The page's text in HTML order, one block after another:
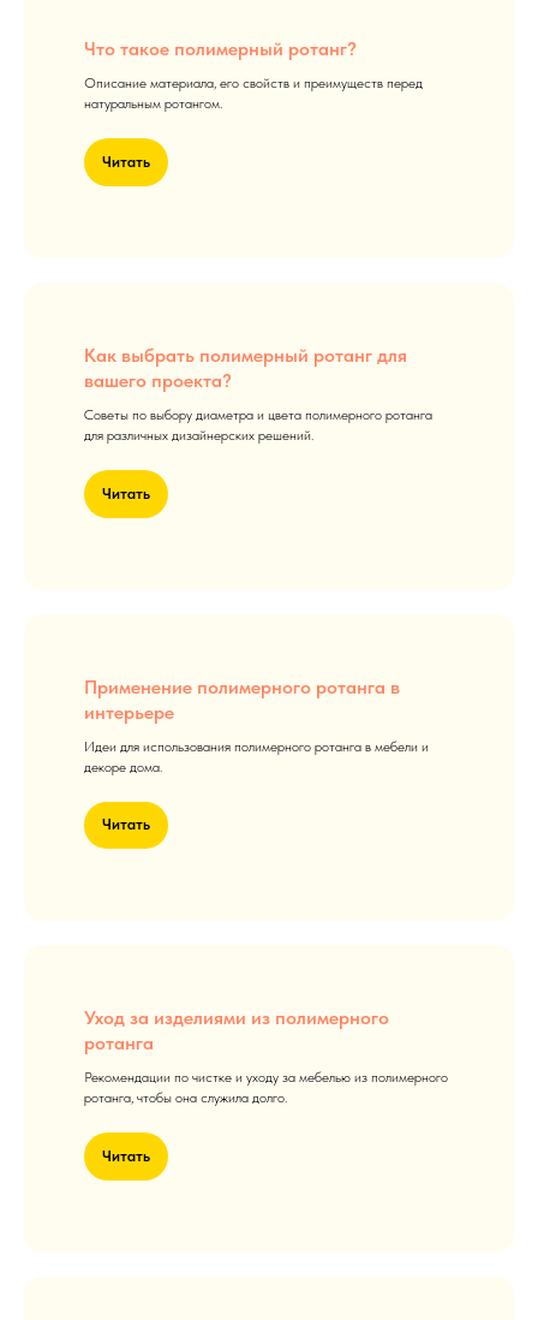
Что такое полимерный ротанг?
Описание материала, его свойств и преимуществ перед
натуральным ротангом.
Читать
Как выбрать полимерный ротанг для
вашего проекта?
Советы по выбору диаметра и цвета полимерного ротанга
для различных дизайнерских решений.
Читать
Применение полимерного ротанга в
интерьере
Идеи для использования полимерного ротанга в мебели и
декоре дома.
Читать
Уход за изделиями из полимерного
ротанга
Рекомендации по чистке и уходу за мебелью из полимерного
ротанга, чтобы она служила долго.
Читать